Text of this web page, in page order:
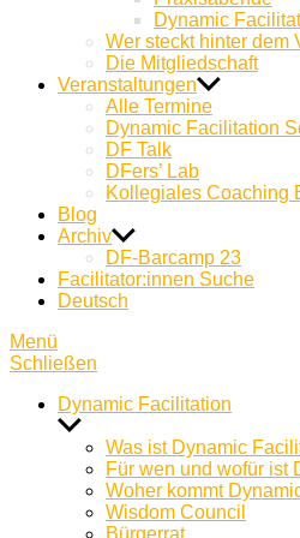
Dynamic
Wer steckt hinter dem
Die Mitgliedschaft
Veranstaltungen
Alle Termine
Dynamic Facilitation
DF Talk
DFers’ Lab
Kollegiales Coaching
Blog
Archiv
DF-Barcamp 23
Facilitator:innen Suche
Deutsch
Menü
Schließen
Dynamic Facilitation
Untermenü
anzeigenWas ist Dynamic
Für wen und wofür ist
Woher kommt
Wisdom Council
Bürgerrat